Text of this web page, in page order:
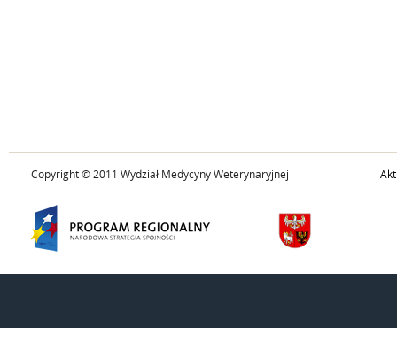
Copyright © 2011 Wydział Medycyny Weterynaryjnej